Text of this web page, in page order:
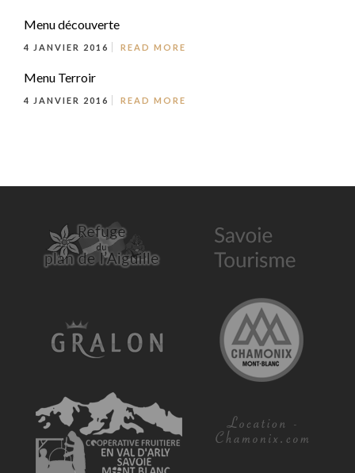
Menu découverte
4 JANVIER 2016 READ MORE
Menu Terroir
4 JANVIER 2016 READ MORE